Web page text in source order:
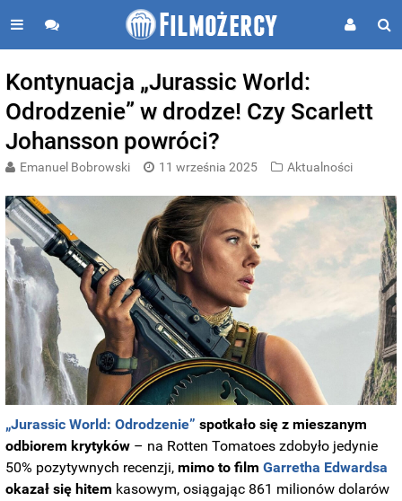
Kontynuacja „Jurassic World:
Odrodzenie” w drodze! Czy Scarlett
Johansson powróci?
Emanuel Bobrowski 11 września 2025 Aktualności
„Jurassic World: Odrodzenie” spotkało się z mieszanym
odbiorem krytyków – na Rotten Tomatoes zdobyło jedynie
50% pozytywnych recenzji,mimo to film Garretha Edwardsa
okazał się hitem kasowym, osiągając 861 milionów dolarów